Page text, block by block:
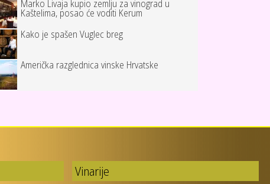
Marko Livaja kupio zemlju za vinograd u
Kaštelima, posao će voditi Kerum
Kako je spašen Vuglec breg
Američka razglednica vinske Hrvatske
Vinarije